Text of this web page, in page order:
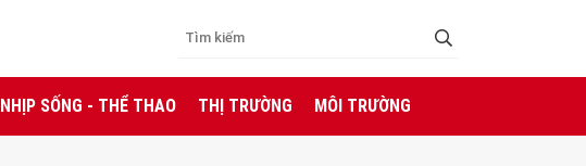
NHỊP SỐNG - THỂ THAO THỊ TRƯỜNG MÔI TRƯỜNG